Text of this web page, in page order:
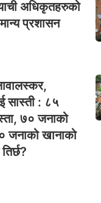
अधिकृतहरुको
प्रशासन
सास्ती : ८५
७० जनाको
जनाको खानाको